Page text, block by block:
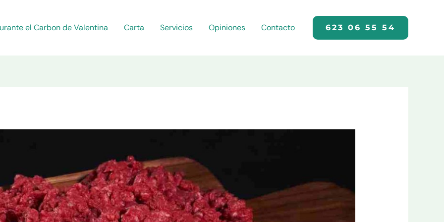
el Carbon de Valentina Carta Servicios Opiniones Contacto 623 06 55 54